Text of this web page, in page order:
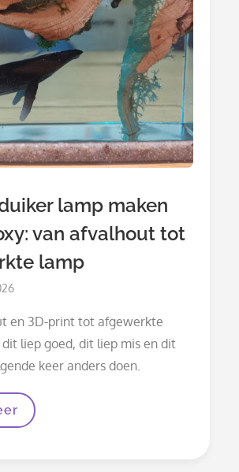
lamp maken
van afvalhout tot
lamp
en 3D-print tot afgewerkte
liep goed, dit liep mis en dit
keer anders doen.